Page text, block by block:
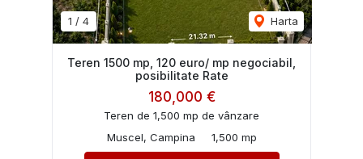
1 / 4 Harta
Teren 1500 mp, 120 euro/ mp negociabil,
posibilitate Rate
180,000 €
Teren de 1,500 mp de vânzare
Muscel, Campina
1,500 mp